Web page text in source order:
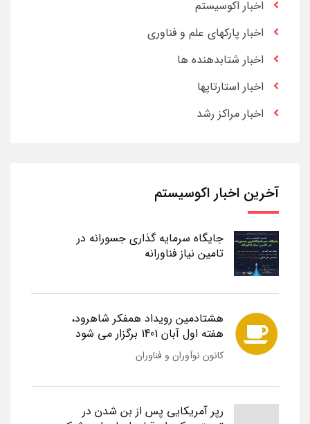
اخبار اکوسیستم
اخبار پارکهای علم و فناوری
اخبار شتابدهنده ها
اخبار استارتاپها
اخبار مراکز رشد
آخرین اخبار اکوسیستم
جایگاه سرمایه گذاری جسورانه در
تامین نیاز فناورانه
هشتادمین رویداد همفکر شاهرود،
هفته اول آبان 1401 برگزار می شود
کانون نوآوران و فناوران
رپر آمریکایی پس از بن شدن در